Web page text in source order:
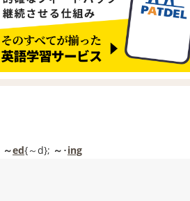
～ed{～d}; ～ ･ing